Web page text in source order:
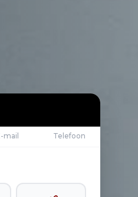
mail Telefoon